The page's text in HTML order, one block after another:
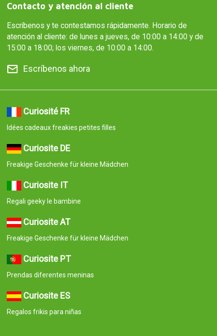
Contacto y atención al cliente
Escríbenos y te contestamos rápidamente. Horario de
atención al cliente: de lunes a jueves, de 10:00 a 14:00 y de
15:00 a 18:00; los viernes, de 10:00 a 14:00.
Escríbenos ahora
Curiosité FR
Idées cadeaux freakies petites filles
Curiosite DE
Freakige Geschenke für kleine Mädchen
Curiosite IT
Regali geeky le bambine
Curiosite AT
Freakige Geschenke für kleine Mädchen
Curiosite PT
Prendas diferentes meninas
Curiosite ES
Regalos frikis para niñas